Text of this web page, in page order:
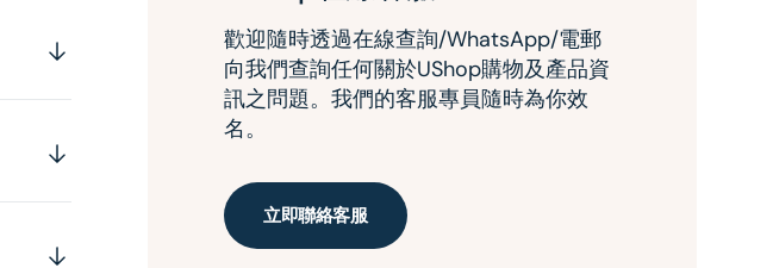
歡迎隨時透過在線查詢/WhatsApp/電郵
向我們查詢任何關於UShop購物及產品資
訊之問題。我們的客服專員隨時為你效
名。
立即聯絡客服